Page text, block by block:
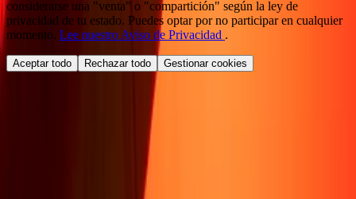
considerarse una "venta" o "compartición" según la ley de
privacidad de tu estado. Puedes optar por no participar en cualquier
momento. Lee nuestro Aviso de Privacidad .
Aceptar todo Rechazar todo Gestionar cookies